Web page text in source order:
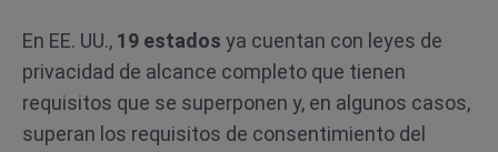
En EE. UU., 19 estados ya cuentan con leyes de
privacidad de alcance completo que tienen
requisitos que se superponen y, en algunos casos,
superan los requisitos de consentimiento del